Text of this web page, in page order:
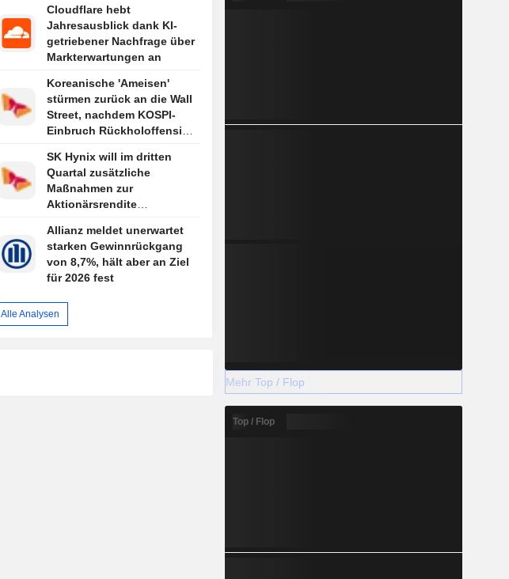
Cloudflare hebt
Jahresausblick dank KI-
getriebener Nachfrage über
Markterwartungen an
Koreanische 'Ameisen'
stürmen zurück an die Wall
Street, nachdem KOSPI-
Einbruch Rückholoffensive
SK Hynix will im dritten
Quartal zusätzliche
Maßnahmen zur
Aktionärsrendite
Allianz meldet unerwartet
starken Gewinnrückgang
von 8,7%, hält aber an Ziel
für 2026 fest
Alle Analysen
Mehr Top / Flop
Top / Flop